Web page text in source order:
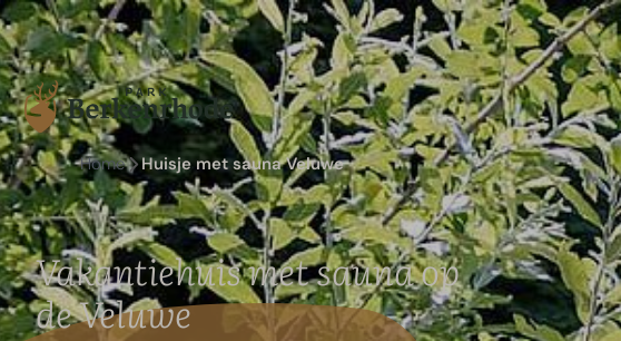
Home Huisje met sauna Veluwe
Vakantiehuis met sauna op
de Veluwe